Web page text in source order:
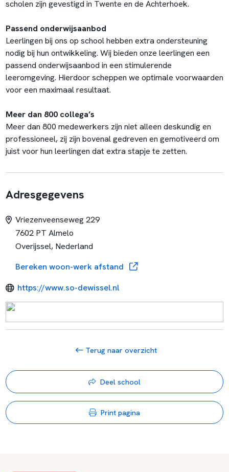
scholen zijn gevestigd in Twente en de Achterhoek.
Passend onderwijsaanbod
Leerlingen bij ons op school hebben extra ondersteuning
nodig bij hun ontwikkeling. Wij bieden onze leerlingen een
passend onderwijsaanbod in een stimulerende
leeromgeving. Hierdoor scheppen we optimale voorwaarden
voor een maximaal resultaat.
Meer dan 800 collega’s
Meer dan 800 medewerkers zijn niet alleen deskundig en
professioneel, zij zijn bovenal gedreven en gemotiveerd om
juist voor hun leerlingen dat extra stapje te zetten.
Adresgegevens
Vriezenveenseweg 229
7602 PT Almelo
Overijssel, Nederland
Bereken woon-werk afstand
https://www.so-dewissel.nl
Terug naar overzicht
Deel school
Print pagina